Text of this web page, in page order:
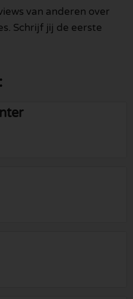
van anderen over
Schrijf jij de eerste